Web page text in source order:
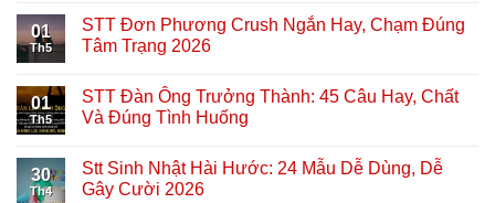
01
Th5
STT Đơn Phương Crush Ngắn Hay, Chạm Đúng
Tâm Trạng 2026
01
Th5
STT Đàn Ông Trưởng Thành: 45 Câu Hay, Chất
Và Đúng Tình Huống
30
Th4
Stt Sinh Nhật Hài Hước: 24 Mẫu Dễ Dùng, Dễ
Gây Cười 2026